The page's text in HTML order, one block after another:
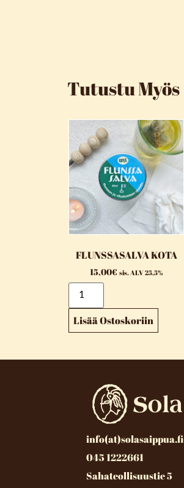
Tutustu Myös
FLUNSSASALVA KOTA
15,00€ sis. ALV 25,5%
Lisää Ostoskoriin
info(at)solasaippua.fi
045 1222661
Sahateollisuustie 5